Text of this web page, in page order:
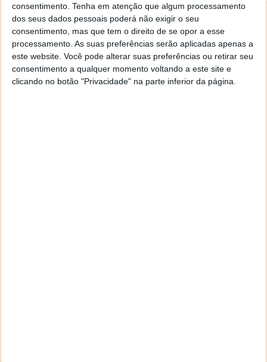
consentimento. Tenha em atenção que algum processamento
dos seus dados pessoais poderá não exigir o seu
consentimento, mas que tem o direito de se opor a esse
processamento. As suas preferências serão aplicadas apenas a
este website. Você pode alterar suas preferências ou retirar seu
consentimento a qualquer momento voltando a este site e
clicando no botão "Privacidade" na parte inferior da página.
Nos quadros 4A e 4F terá de preencher diversos
campos ao indicar certas informações, tais como:
Número de Identificação Fiscal (NIF);
NIF da Entidade Pagadora;
Código dos Rendimentos (Terá de escolher a